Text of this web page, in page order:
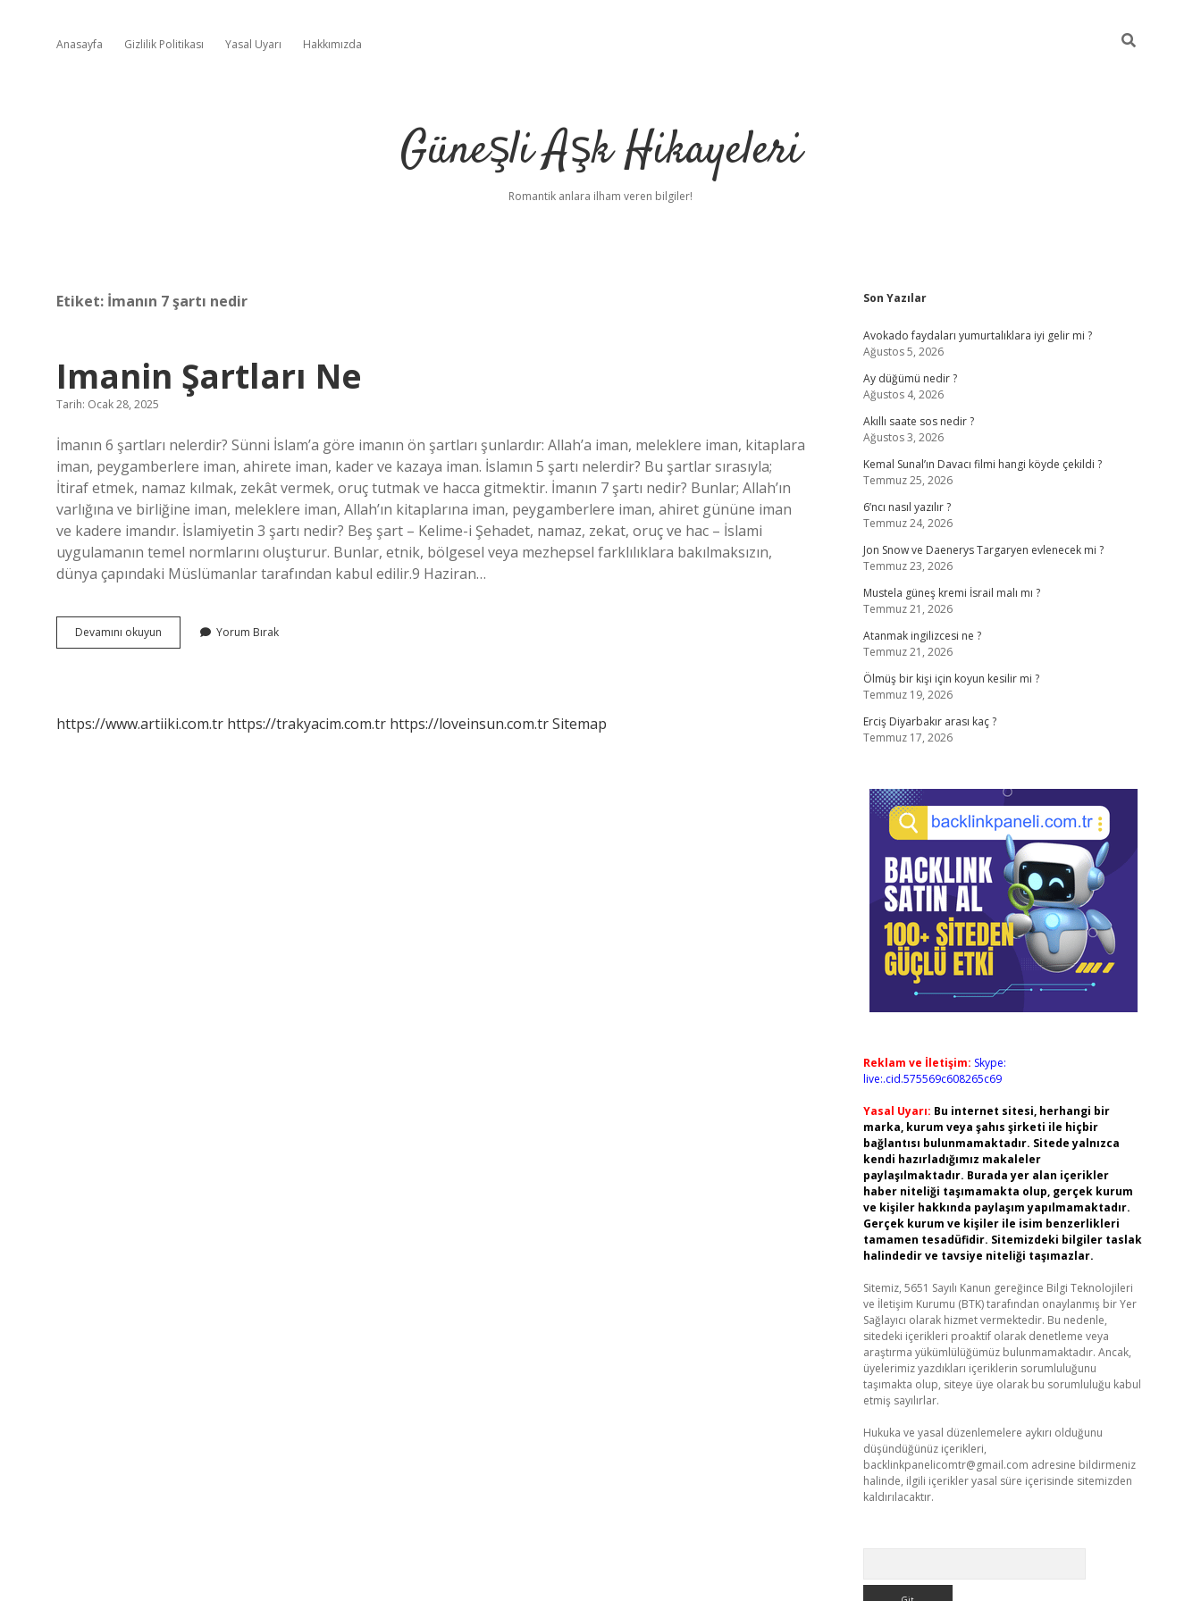
Anasayfa Gizlilik Politikası Yasal Uyarı Hakkımızda
Güneşli Aşk Hikayeleri
Romantik anlara ilham veren bilgiler!
Etiket: İmanın 7 şartı nedir
Imanin Şartları Ne
Tarih: Ocak 28, 2025
İmanın 6 şartları nelerdir? Sünni İslam’a göre imanın ön şartları şunlardır: Allah’a iman, meleklere iman, kitaplara
iman, peygamberlere iman, ahirete iman, kader ve kazaya iman. İslamın 5 şartı nelerdir? Bu şartlar sırasıyla;
İtiraf etmek, namaz kılmak, zekât vermek, oruç tutmak ve hacca gitmektir. İmanın 7 şartı nedir? Bunlar; Allah’ın
varlığına ve birliğine iman, meleklere iman, Allah’ın kitaplarına iman, peygamberlere iman, ahiret gününe iman
ve kadere imandır. İslamiyetin 3 şartı nedir? Beş şart – Kelime-i Şehadet, namaz, zekat, oruç ve hac – İslami
uygulamanın temel normlarını oluşturur. Bunlar, etnik, bölgesel veya mezhepsel farklılıklara bakılmaksızın,
dünya çapındaki Müslümanlar tarafından kabul edilir.9 Haziran…
Devamını okuyun
Şartları
Yorum Bırak
https://www.artiiki.com.tr https://trakyacim.com.tr https://loveinsun.com.trSitemap
Sidebar
Son Yazılar
Avokado faydaları yumurtalıklara iyi gelir mi ?
Ağustos 5, 2026
Ay düğümü nedir ?
Ağustos 4, 2026
Akıllı saate sos nedir ?
Ağustos 3, 2026
Kemal Sunal’ın Davacı filmi hangi köyde çekildi ?
Temmuz 25, 2026
6’ncı nasıl yazılır ?
Temmuz 24, 2026
Jon Snow ve Daenerys Targaryen evlenecek mi ?
Temmuz 23, 2026
Mustela güneş kremi İsrail malı mı ?
Temmuz 21, 2026
Atanmak ingilizcesi ne ?
Temmuz 21, 2026
Ölmüş bir kişi için koyun kesilir mi ?
Temmuz 19, 2026
Erciş Diyarbakır arası kaç ?
Temmuz 17, 2026
Reklam ve İletişim: Skype:
live:.cid.575569c608265c69
Yasal Uyarı: Bu internet sitesi, herhangi bir
marka, kurum veya şahıs şirketi ile hiçbir
bağlantısı bulunmamaktadır. Sitede yalnızca
kendi hazırladığımız makaleler
paylaşılmaktadır. Burada yer alan içerikler
haber niteliği taşımamakta olup, gerçek kurum
ve kişiler hakkında paylaşım yapılmamaktadır.
Gerçek kurum ve kişiler ile isim benzerlikleri
tamamen tesadüfidir. Sitemizdeki bilgiler taslak
halindedir ve tavsiye niteliği taşımazlar.
Sitemiz, 5651 Sayılı Kanun gereğince Bilgi Teknolojileri
ve İletişim Kurumu (BTK) tarafından onaylanmış bir Yer
Sağlayıcı olarak hizmet vermektedir. Bu nedenle,
sitedeki içerikleri proaktif olarak denetleme veya
araştırma yükümlülüğümüz bulunmamaktadır. Ancak,
üyelerimiz yazdıkları içeriklerin sorumluluğunu
taşımakta olup, siteye üye olarak bu sorumluluğu kabul
etmiş sayılırlar.
Hukuka ve yasal düzenlemelere aykırı olduğunu
düşündüğünüz içerikleri,
backlinkpanelicomtr@gmail.com adresine bildirmeniz
halinde, ilgili içerikler yasal süre içerisinde sitemizden
kaldırılacaktır.
betci